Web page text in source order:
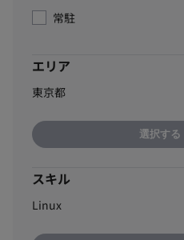
常駐
エリア
東京都
選択する
スキル
Linux